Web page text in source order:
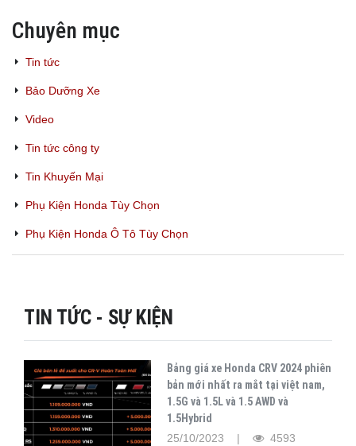
Chuyên mục
Tin tức
Bảo Dưỡng Xe
Video
Tin tức công ty
Tin Khuyến Mại
Phụ Kiện Honda Tùy Chọn
Phụ Kiện Honda Ô Tô Tùy Chọn
TIN TỨC - SỰ KIỆN
Bảng giá xe Honda CRV 2024 phiên
bản mới nhất ra mắt tại việt nam,
1.5G và 1.5L và 1.5 AWD và
1.5Hybrid
25/10/2023 |
4593